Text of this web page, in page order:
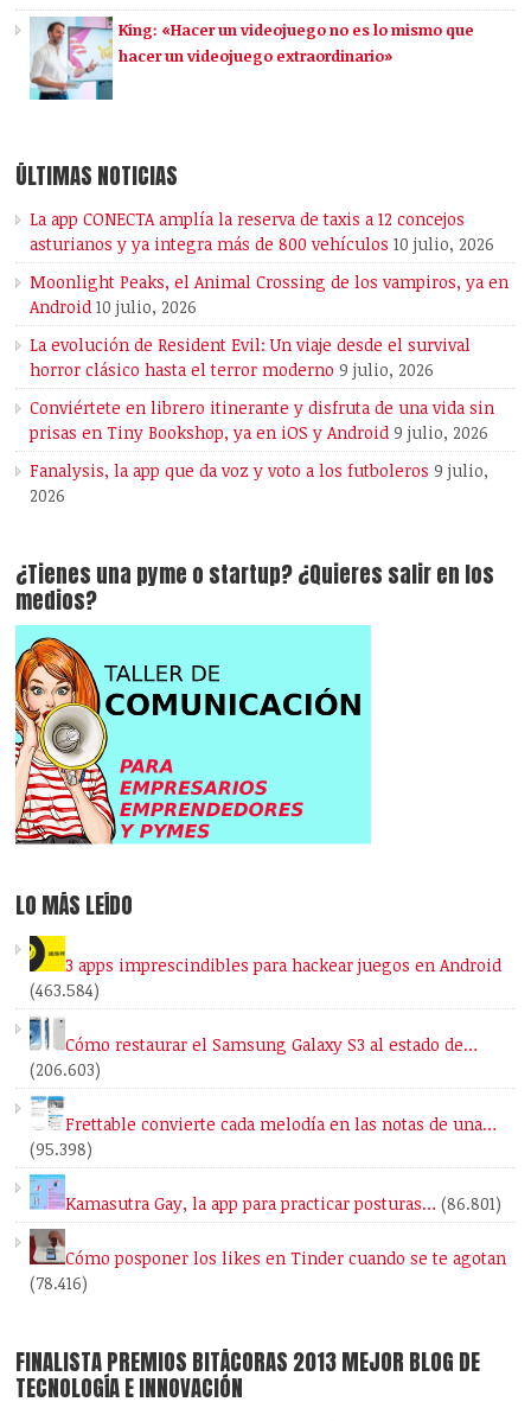
King: «Hacer un videojuego no es lo mismo que
hacer un videojuego extraordinario»
ÚLTIMAS NOTICIAS
La app CONECTA amplía la reserva de taxis a 12 concejos
asturianos y ya integra más de 800 vehículos 10 julio, 2026
Moonlight Peaks, el Animal Crossing de los vampiros, ya en
Android 10 julio, 2026
La evolución de Resident Evil: Un viaje desde el survival
horror clásico hasta el terror moderno 9 julio, 2026
Conviértete en librero itinerante y disfruta de una vida sin
prisas en Tiny Bookshop, ya en iOS y Android 9 julio, 2026
Fanalysis, la app que da voz y voto a los futboleros 9 julio,
2026
¿Tienes una pyme o startup? ¿Quieres salir en los
medios?
LO MÁS LEÍDO
3 apps imprescindibles para hackear juegos en Android
(463.584)
Cómo restaurar el Samsung Galaxy S3 al estado de…
(206.603)
Frettable convierte cada melodía en las notas de una…
(95.398)
Kamasutra Gay, la app para practicar posturas… (86.801)
Cómo posponer los likes en Tinder cuando se te agotan
(78.416)
FINALISTA PREMIOS BITÁCORAS 2013 MEJOR BLOG DE
TECNOLOGÍA E INNOVACIÓN